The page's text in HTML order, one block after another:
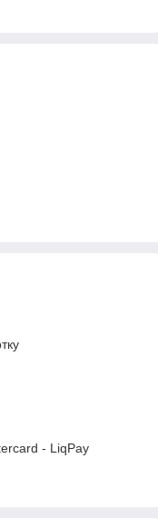
- LiqPay